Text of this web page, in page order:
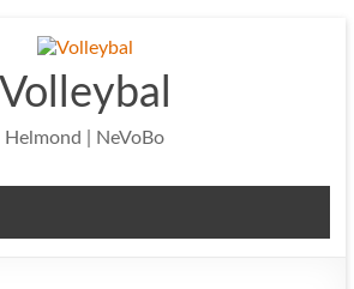
Volleybal
Helmond | NeVoBo